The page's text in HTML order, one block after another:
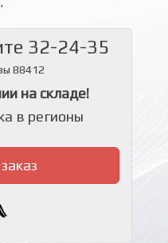
32-24-35
88412
на складе!
в регионы